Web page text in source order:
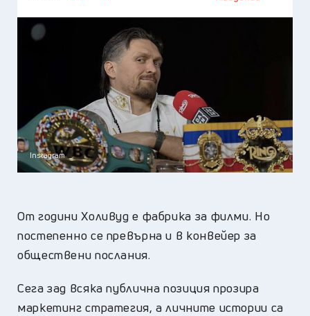
Instagram
От години Холивуд е фабрика за филми. Но
постепенно се превърна и в конвейeр за
обществени послания.
Сега зад всяка публична позиция прозира
маркетинг стратегия, а личните истории са